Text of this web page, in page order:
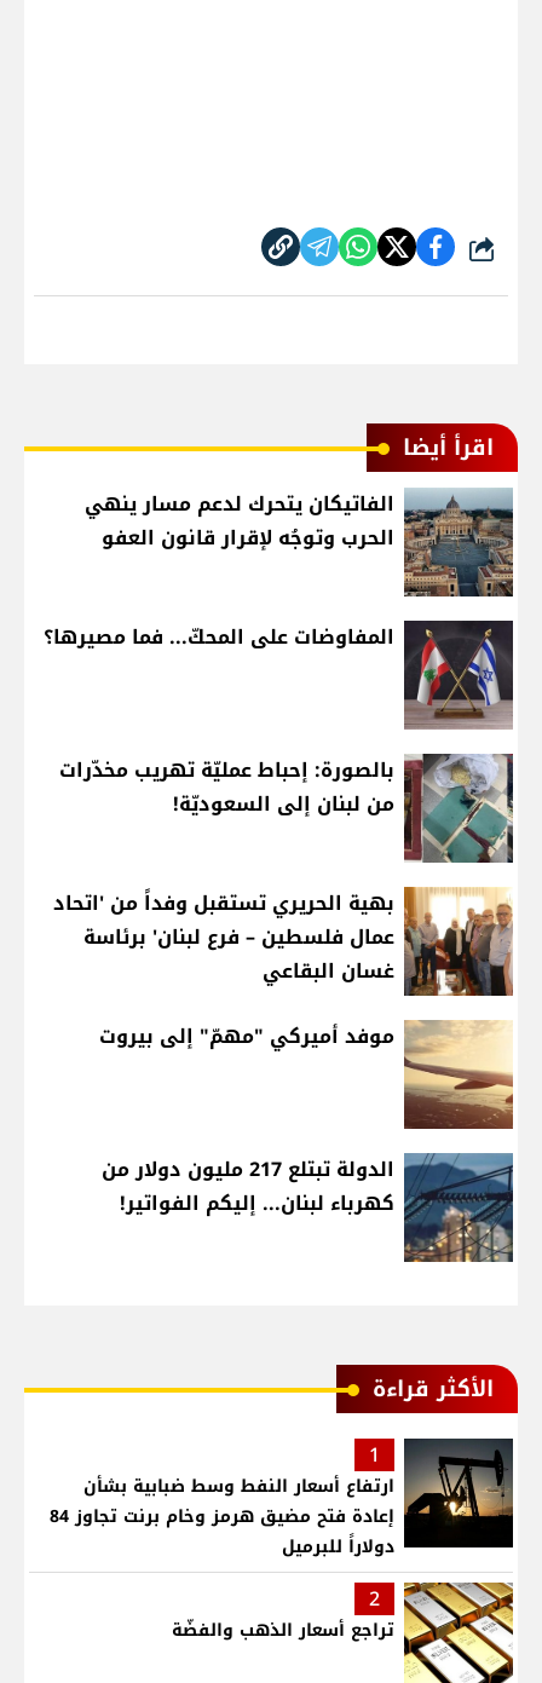
شارك
اقرأ أيضا
الفاتيكان يتحرك لدعم مسار ينهي
الحرب وتوجُه لإقرار قانون العفو
المفاوضات على المحكّ... فما مصيرها؟
بالصورة: إحباط عمليّة تهريب مخدّرات
من لبنان إلى السعوديّة!
بهية الحريري تستقبل وفداً من 'اتحاد
عمال فلسطين – فرع لبنان' برئاسة
غسان البقاعي
موفد أميركي "مهمّ" إلى بيروت
الدولة تبتلع 217 مليون دولار من
كهرباء لبنان... إليكم الفواتير!
الأكثر قراءة
1
ارتفاع أسعار النفط وسط ضبابية بشأن
إعادة فتح مضيق هرمز وخام برنت تجاوز 84
دولاراً للبرميل
2
تراجع أسعار الذهب والفضّة